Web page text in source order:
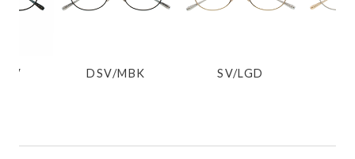
DSV/MBK SV/LGD